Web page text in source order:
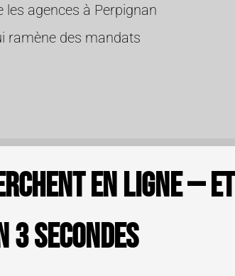
les agences à Perpignan
ramène des mandats
en ligne — et
secondes